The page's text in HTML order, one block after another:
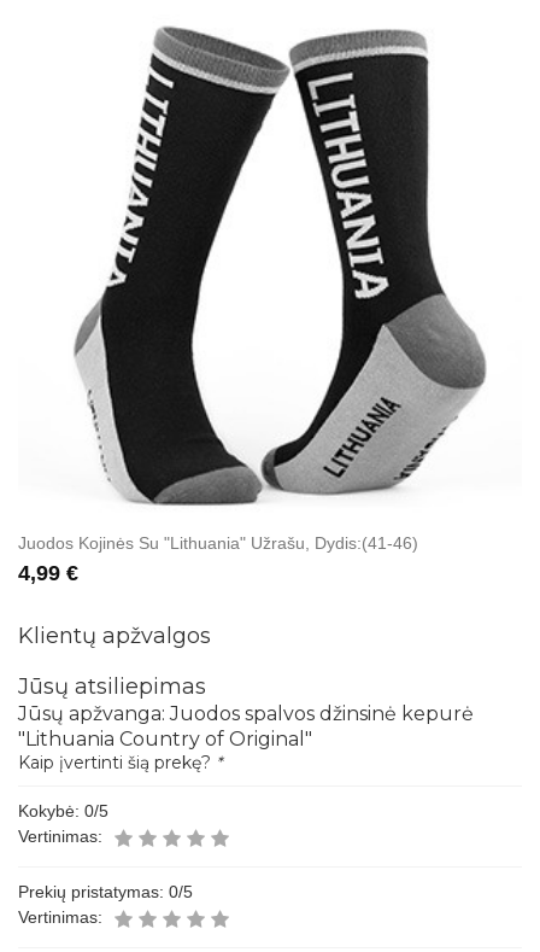
Juodos Kojinės Su "Lithuania" Užrašu, Dydis:(41-46)
4,99 €
Klientų apžvalgos
Jūsų atsiliepimas
Jūsų apžvanga:Juodos spalvos džinsinė kepurė
"Lithuania Country of Original"
Kaip įvertinti šią prekę? *
Kokybė: 0/5
Vertinimas:
Prekių pristatymas: 0/5
Vertinimas: